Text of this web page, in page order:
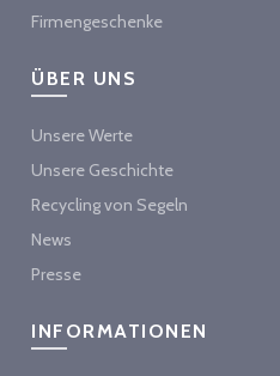
Firmengeschenke
ÜBER UNS
Unsere Werte
Unsere Geschichte
Recycling von Segeln
News
Presse
INFORMATIONEN